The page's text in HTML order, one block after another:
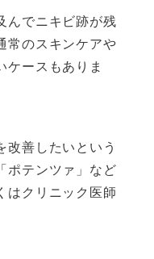
んでニキビ跡が残
常のスキンケアや
ケースもありま
改善したいという
ポテンツァ」など
はクリニック医師